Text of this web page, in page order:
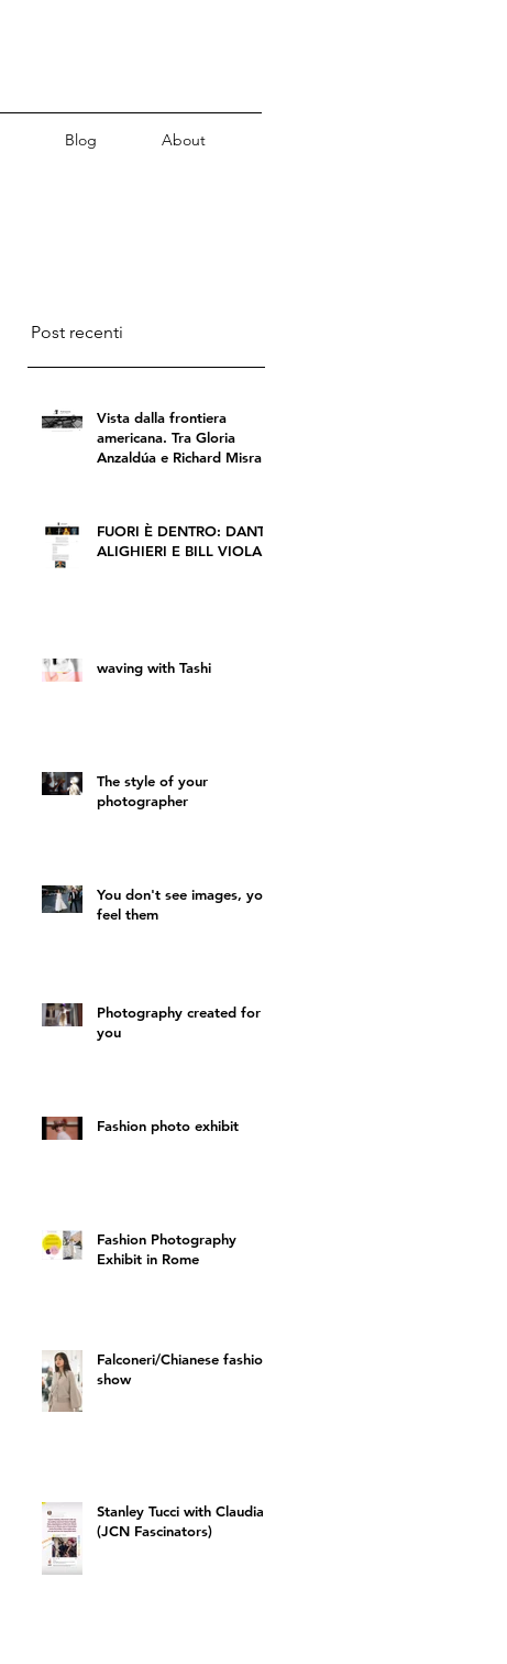
Blog About
Post recenti
Vista dalla frontiera
americana. Tra Gloria
Anzaldúa e Richard Misrach
FUORI È DENTRO: DANTE
ALIGHIERI E BILL VIOLA
waving with Tashi
The style of your
photographer
You don't see images, you
feel them
Photography created for
you
Fashion photo exhibit
Fashion Photography
Exhibit in Rome
Falconeri/Chianese fashion
show
Stanley Tucci with Claudia
(JCN Fascinators)